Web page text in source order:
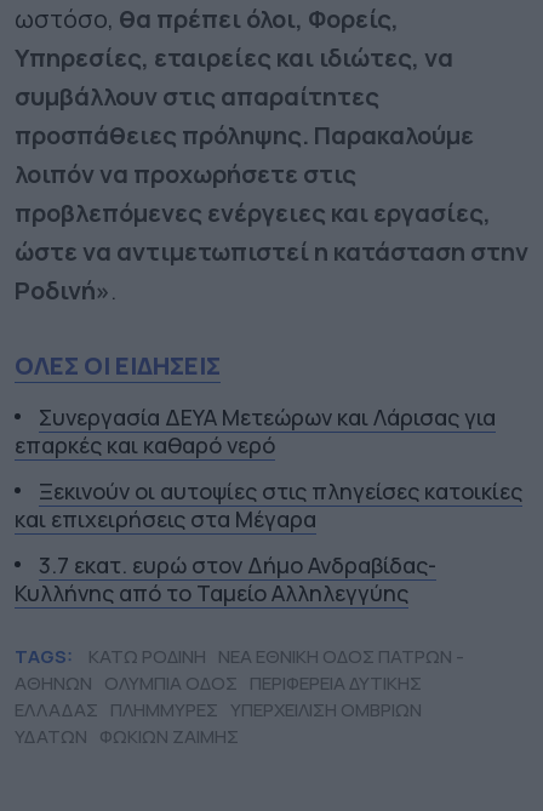
ωστόσο, θα πρέπει όλοι, Φορείς,
Υπηρεσίες, εταιρείες και ιδιώτες, να
συμβάλλουν στις απαραίτητες
προσπάθειες πρόληψης. Παρακαλούμε
λοιπόν να προχωρήσετε στις
προβλεπόμενες ενέργειες και εργασίες,
ώστε να αντιμετωπιστεί η κατάσταση στην
Ροδινή».
ΟΛΕΣ ΟΙ ΕΙΔΗΣΕΙΣ
Συνεργασία ΔΕΥΑ Μετεώρων και Λάρισας για
επαρκές και καθαρό νερό
Ξεκινούν οι αυτοψίες στις πληγείσες κατοικίες
και επιχειρήσεις στα Μέγαρα
3.7 εκατ. ευρώ στον Δήμο Ανδραβίδας-
Κυλλήνης από το Ταμείο Αλληλεγγύης
TAGS: ΚΑΤΩ ΡΟΔΙΝΗ ΝΕΑ ΕΘΝΙΚΗ ΟΔΟΣ ΠΑΤΡΩΝ -
ΑΘΗΝΩΝ ΟΛΥΜΠΙΑ ΟΔΟΣ ΠΕΡΙΦΕΡΕΙΑ ΔΥΤΙΚΗΣ
ΕΛΛΑΔΑΣ ΠΛΗΜΜΥΡΕΣ ΥΠΕΡΧΕΙΛΙΣΗ ΟΜΒΡΙΩΝ
ΥΔΑΤΩΝ ΦΩΚΙΩΝ ΖΑΙΜΗΣ